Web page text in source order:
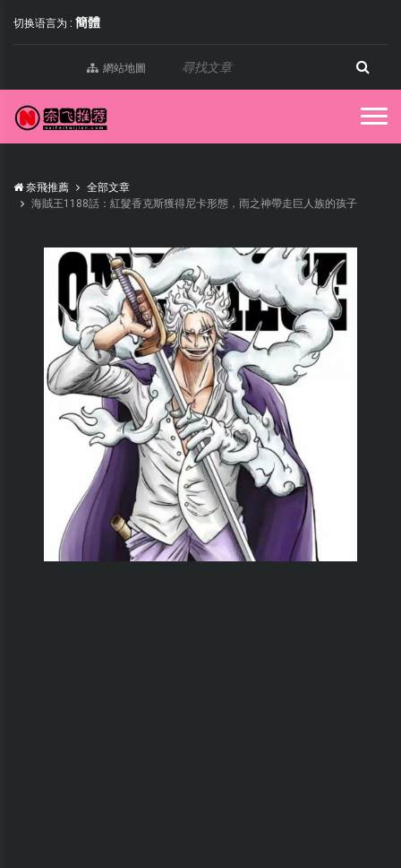
切换语言为 : 簡體
網站地圖
奈飛推薦
全部文章
海賊王1188話：紅髮香克斯獲得尼卡形態，雨之神帶走巨人族的孩子